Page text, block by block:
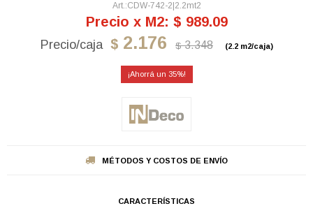
CDW-742-2|2.2mt2
Precio x M2: $ 989.09
$ 2.176 $ 3.348 (2.2 m2/caja)
35
MÉTODOS Y COSTOS DE ENVÍO
CARACTERÍSTICAS